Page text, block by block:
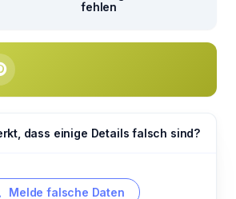
fehlen
dass einige Details falsch sind?
Melde falsche Daten